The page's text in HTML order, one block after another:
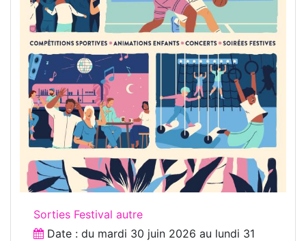
Sorties Festival autre
Date : du mardi 30 juin 2026 au lundi 31